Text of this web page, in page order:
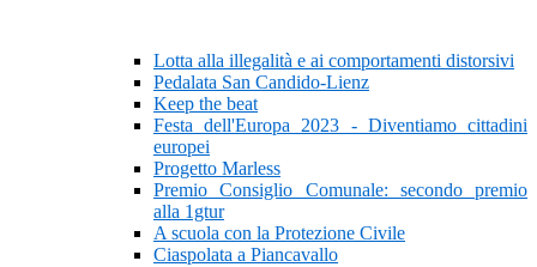
Lotta alla illegalità e ai comportamenti distorsivi
Pedalata San Candido-Lienz
Keep the beat
Festa dell'Europa 2023 - Diventiamo cittadini
europei
Progetto Marless
Premio Consiglio Comunale: secondo premio
alla 1gtur
A scuola con la Protezione Civile
Ciaspolata a Piancavallo